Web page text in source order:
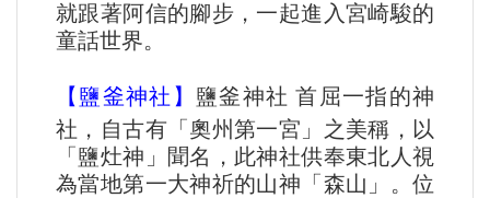
就跟著阿信的腳步，一起進入宮崎駿的
童話世界。
【鹽釜神社】 鹽釜神社 首屈一指的神
社，自古有「奧州第一宮」之美稱，以
「鹽灶神」聞名，此神社供奉東北人視
為當地第一大神祈的山神「森山」。位